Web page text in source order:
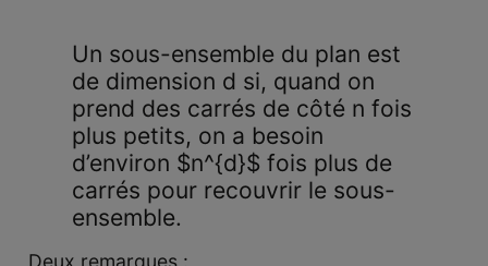
Un sous-ensemble du plan est
de dimension d si, quand on
prend des carrés de côté n fois
plus petits, on a besoin
d’environ $n^{d}$ fois plus de
carrés pour recouvrir le sous-
ensemble.
Deux remarques :